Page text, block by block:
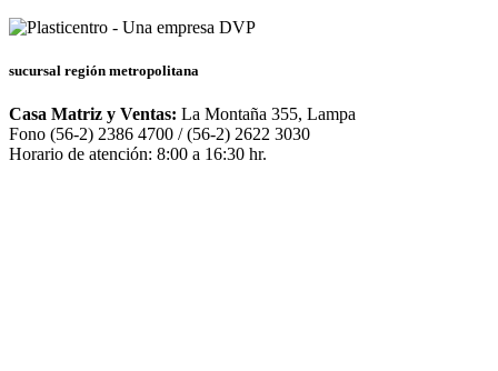
sucursal región metropolitana
Casa Matriz y Ventas: La Montaña 355, Lampa
Fono (56-2) 2386 4700 / (56-2) 2622 3030
Horario de atención: 8:00 a 16:30 hr.